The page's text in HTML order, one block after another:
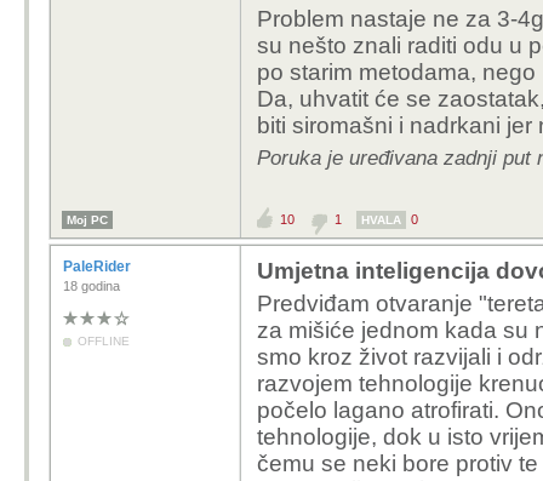
Problem nastaje ne za 3-
su nešto znali raditi odu u
po starim metodama, nego
Da, uhvatit će se
biti siromašni i nadrkani
Poruka je uređivana zadnji put
Moj PC 10 1 HVALA 0
PaleRider
18 godina
OFFLINE
Umjetna inteligencija
Predviđam otvaranje
za mišiće jednom kada su
smo kroz život razvijali i
razvojem tehnologije
počelo lagano atrofirati.
tehnologije, dok u isto
čemu se neki bore protiv